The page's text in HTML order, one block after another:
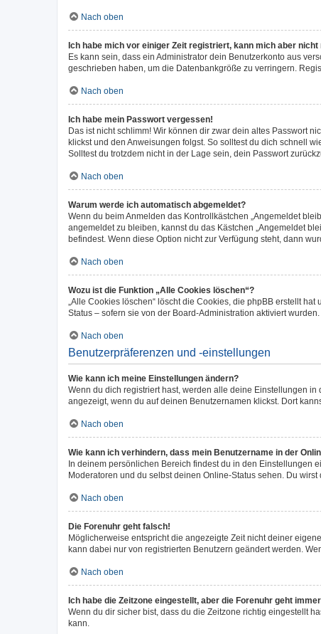
Nach oben
Ich habe mich vor einiger Zeit registriert, kann mich aber nicht
Es kann sein, dass ein Administrator dein Benutzerkonto aus
geschrieben haben, um die Datenbankgröße zu verringern.
Nach oben
Ich habe mein Passwort vergessen!
Das ist nicht schlimm! Wir können dir zwar dein altes Passwort
klickst und den Anweisungen folgst. So solltest du dich schnell
Solltest du trotzdem nicht in der Lage sein, dein Passwort
Nach oben
Warum werde ich automatisch abgemeldet?
Wenn du beim Anmelden das Kontrollkästchen „Angemeldet
angemeldet zu bleiben, kannst du das Kästchen „Angemeldet
befindest. Wenn diese Option nicht zur Verfügung steht, dann
Nach oben
Wozu ist die Funktion „Alle Cookies löschen“?
„Alle Cookies löschen“ löscht die Cookies, die phpBB erstellt
Status – sofern sie von der Board-Administration aktiviert
Nach oben
Benutzerpräferenzen und -einstellungen
Wie kann ich meine Einstellungen ändern?
Wenn du dich registriert hast, werden alle deine Einstellungen
angezeigt, wenn du auf deinen Benutzernamen klickst. Dort
Nach oben
Wie kann ich verhindern, dass mein Benutzername in der
In deinem persönlichen Bereich findest du in den Einstellungen
Moderatoren und du selbst deinen Online-Status sehen. Du
Nach oben
Die Forenuhr geht falsch!
Möglicherweise entspricht die angezeigte Zeit nicht deiner
kann dabei nur von registrierten Benutzern geändert werden.
Nach oben
Ich habe die Zeitzone eingestellt, aber die Forenuhr geht
Wenn du dir sicher bist, dass du die Zeitzone richtig eingestellt
kann.